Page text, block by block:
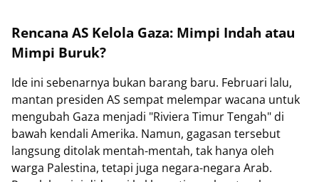
Rencana AS Kelola Gaza: Mimpi Indah atau
Mimpi Buruk?
Ide ini sebenarnya bukan barang baru. Februari lalu,
mantan presiden AS sempat melempar wacana untuk
mengubah Gaza menjadi "Riviera Timur Tengah" di
bawah kendali Amerika. Namun, gagasan tersebut
langsung ditolak mentah-mentah, tak hanya oleh
warga Palestina, tetapi juga negara-negara Arab.